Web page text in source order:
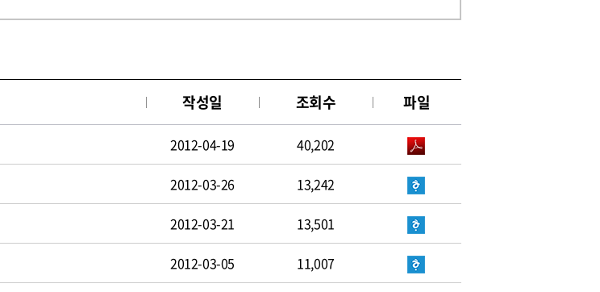
작성일 조회수 파일
2012-04-19 40,202
2012-03-26 13,242
2012-03-21 13,501
2012-03-05 11,007